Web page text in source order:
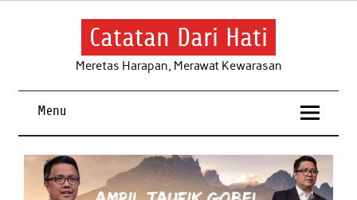
Skip
Catatan Dari Hati
Meretas Harapan, Merawat Kewarasan
Menu